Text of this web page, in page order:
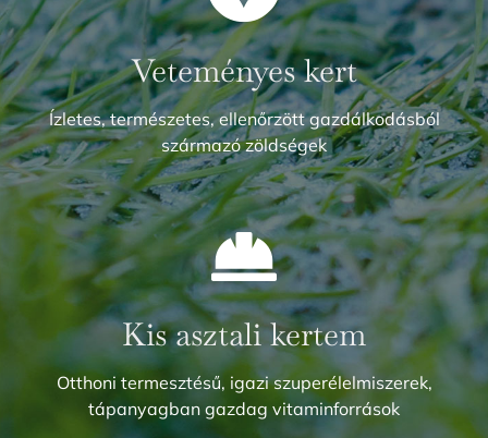
Veteményes kert
Ízletes, természetes, ellenőrzött gazdálkodásból
származó zöldségek
Kis asztali kertem
Otthoni termesztésű, igazi szuperélelmiszerek,
tápanyagban gazdag vitaminforrások